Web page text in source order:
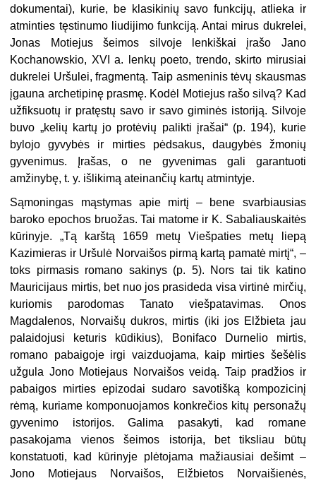
dokumentai), kurie, be klasikinių savo funkcijų, atlieka ir
atminties tęstinumo liudijimo funkciją. Antai mirus dukrelei,
Jonas Motiejus šeimos silvoje lenkiškai įrašo Jano
Kochanowskio, XVI a. lenkų poeto, trendo, skirto mirusiai
dukrelei Uršulei, fragmentą. Taip asmeninis tėvų skausmas
įgauna archetipinę prasmę. Kodėl Motiejus rašo silvą? Kad
užfiksuotų ir pratęstų savo ir savo giminės istoriją. Silvoje
buvo „kelių kartų jo protėvių palikti įrašai“ (p. 194), kurie
bylojo gyvybės ir mirties pėdsakus, daugybės žmonių
gyvenimus. Įrašas, o ne gyvenimas gali garantuoti
amžinybę, t. y. išlikimą ateinančių kartų atmintyje.
Sąmoningas mąstymas apie mirtį – bene svarbiausias
baroko epochos bruožas. Tai matome ir K. Sabaliauskaitės
kūrinyje. „Tą karštą 1659 metų Viešpaties metų liepą
Kazimieras ir Uršulė Norvaišos pirmą kartą pamatė mirtį“, –
toks pirmasis romano sakinys (p. 5). Nors tai tik katino
Mauricijaus mirtis, bet nuo jos prasideda visa virtinė mirčių,
kuriomis parodomas Tanato viešpatavimas. Onos
Magdalenos, Norvaišų dukros, mirtis (iki jos Elžbieta jau
palaidojusi keturis kūdikius), Bonifaco Durnelio mirtis,
romano pabaigoje irgi vaizduojama, kaip mirties šešėlis
užgula Jono Motiejaus Norvaišos veidą. Taip pradžios ir
pabaigos mirties epizodai sudaro savotišką kompozicinį
rėmą, kuriame komponuojamos konkrečios kitų personažų
gyvenimo istorijos. Galima pasakyti, kad romane
pasakojama vienos šeimos istorija, bet tiksliau būtų
konstatuoti, kad kūrinyje plėtojama mažiausiai dešimt –
Jono Motiejaus Norvaišos, Elžbietos Norvaišienės,